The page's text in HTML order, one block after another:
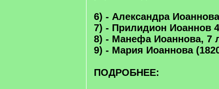
6) - Александра
7) - Прилидион Иоаннов
8) - Манефа Иоаннова, 7
9) - Мария Иоаннова
ПОДРОБНЕЕ: